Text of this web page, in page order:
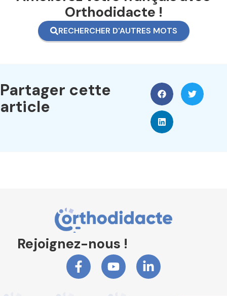
Orthodidacte !
RECHERCHER D'AUTRES MOTS
Partager cette
article
Rejoignez-nous !